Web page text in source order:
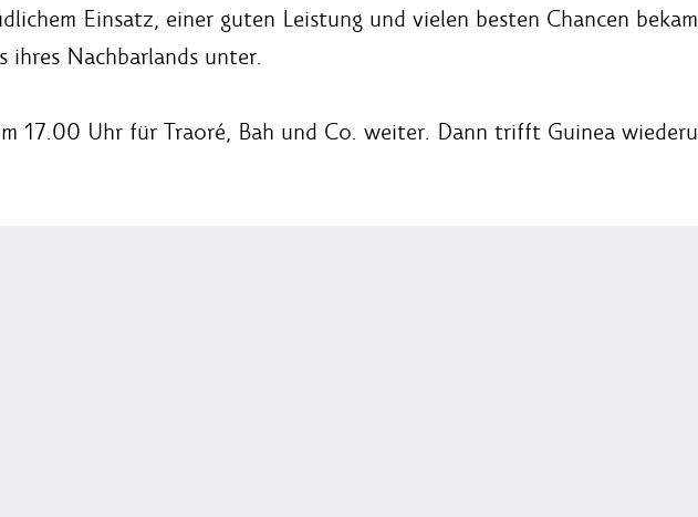
Einsatz, einer guten Leistung und vielen besten Chancen
ihres Nachbarlands unter.
17.00 Uhr für Traoré, Bah und Co. weiter. Dann trifft Guinea